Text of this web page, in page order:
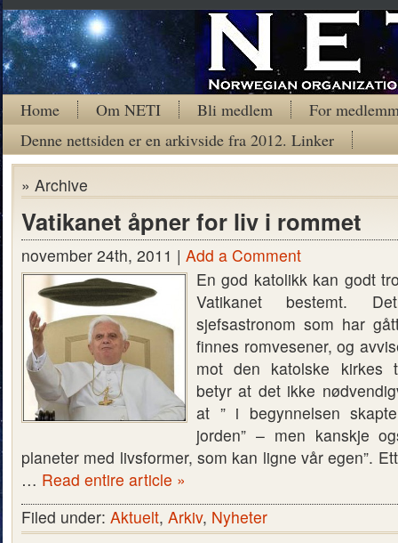
Home Om NETI Bli medlem
For
Denne nettsiden er en arkivside fra 2012. Linker
» Archive
Vatikanet åpner for liv i rommet
november 24th, 2011 | Add a Comment
En god katolikk kan godt
Vatikanet bestemt.
sjefsastronom som har
finnes romvesener, og
mot den katolske kirkes
betyr at det ikke
at ” i begynnelsen
jorden” – men kanskje
planeter med livsformer, som kan ligne vår egen”.
… Read entire article »
Filed under: Aktuelt, Arkiv, Nyheter